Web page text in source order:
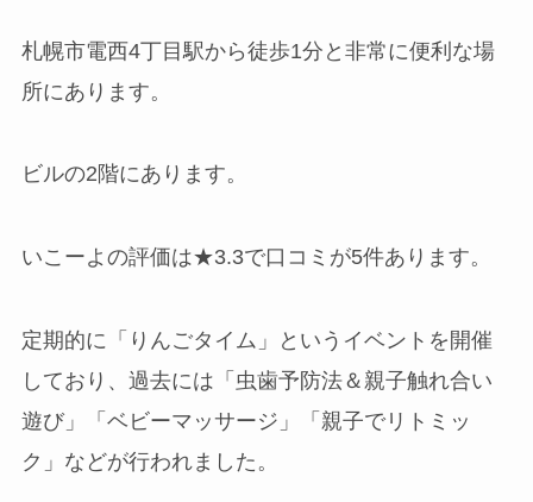
札幌市電西4丁目駅から徒歩1分と非常に便利な場
所にあります。
ビルの2階にあります。
いこーよの評価は★3.3で口コミが5件あります。
定期的に「りんごタイム」というイベントを開催
しており、過去には「虫歯予防法＆親子触れ合い
遊び」「ベビーマッサージ」「親子でリトミッ
ク」などが行われました。